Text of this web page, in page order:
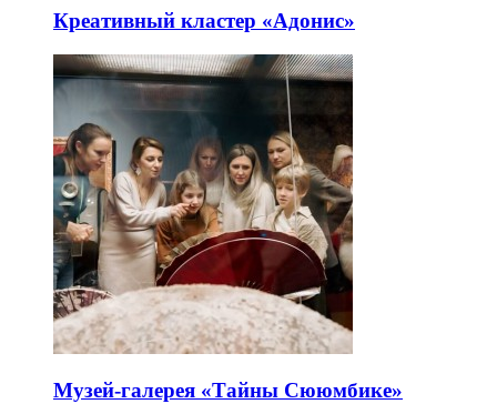
Креативный кластер «Адонис»
Музей-галерея «Тайны Сююмбике»